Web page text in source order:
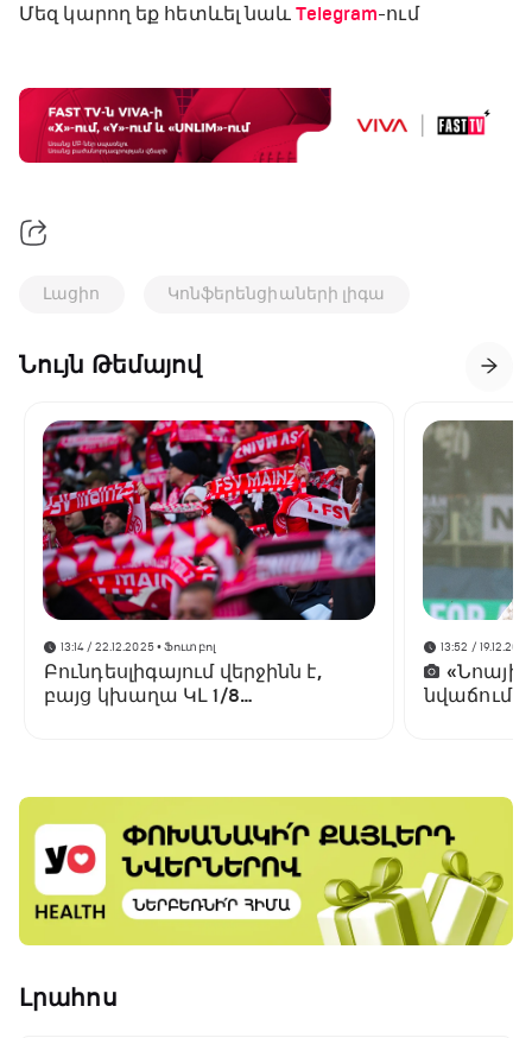
Մեզ կարող եք հետևել նաև Telegram-ում
Լացիո Կոնֆերենցիաների լիգա
Նույն Թեմայով
13:14 / 22.12.2025• Ֆուտբոլ
Բունդեսլիգայում վերջինն է,
բայց կխաղա ԿԼ 1/8
13:52 /
նվաճումը,
Լրահոս